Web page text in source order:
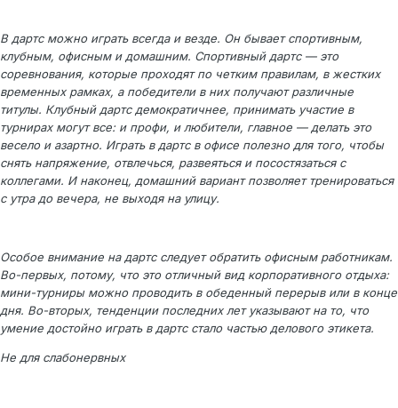
В дартс можно играть всегда и везде. Он бывает спортивным,
клубным, офисным и домашним. Спортивный дартс — это
соревнования, которые проходят по четким правилам, в жестких
временных рамках, а победители в них получают различные
титулы. Клубный дартс демократичнее, принимать участие в
турнирах могут все: и профи, и любители, главное — делать это
весело и азартно. Играть в дартс в офисе полезно для того, чтобы
снять напряжение, отвлечься, развеяться и посостязаться с
коллегами. И наконец, домашний вариант позволяет тренироваться
с утра до вечера, не выходя на улицу.
Особое внимание на дартс следует обратить офисным работникам.
Во-первых, потому, что это отличный вид корпоративного отдыха:
мини-турниры можно проводить в обеденный перерыв или в конце
дня. Во-вторых, тенденции последних лет указывают на то, что
умение достойно играть в дартс стало частью делового этикета.
Не для слабонервных